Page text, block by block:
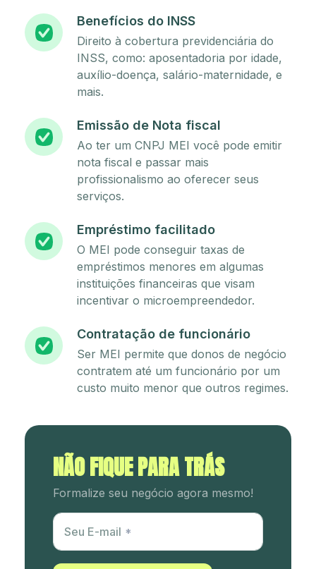
Benefícios do INSS
Direito à cobertura previdenciária do
INSS, como: aposentadoria por idade,
auxílio-doença, salário-maternidade, e
mais.
Emissão de Nota fiscal
Ao ter um CNPJ MEI você pode emitir
nota fiscal e passar mais
profissionalismo ao oferecer seus
serviços.
Empréstimo facilitado
O MEI pode conseguir taxas de
empréstimos menores em algumas
instituições financeiras que visam
incentivar o microempreendedor.
Contratação de funcionário
Ser MEI permite que donos de negócio
contratem até um funcionário por um
custo muito menor que outros regimes.
NÃO FIQUE PARA TRÁS
Formalize seu negócio agora mesmo!
Utm Content
Seu E-mail